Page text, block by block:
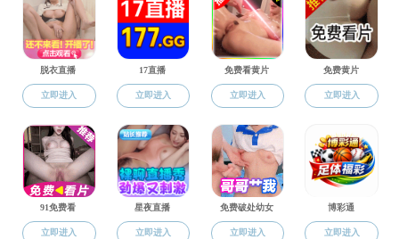
招生信息
教学培养
就业资讯
学生工作
学生工作